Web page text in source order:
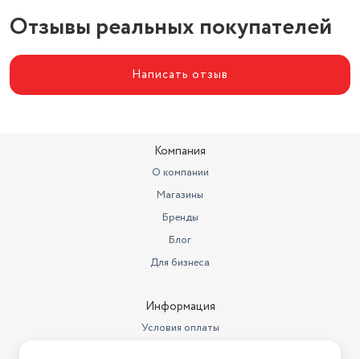
Отзывы реальных покупателей
Написать отзыв
Компания
О компании
Магазины
Бренды
Блог
Для бизнеса
Информация
Условия оплаты